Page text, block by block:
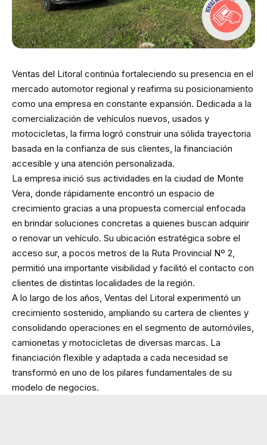
Ventas del Litoral continúa fortaleciendo su presencia en el
mercado automotor regional y reafirma su posicionamiento
como una empresa en constante expansión. Dedicada a la
comercialización de vehículos nuevos, usados y
motocicletas, la firma logró construir una sólida trayectoria
basada en la confianza de sus clientes, la financiación
accesible y una atención personalizada.
La empresa inició sus actividades en la ciudad de Monte
Vera, donde rápidamente encontró un espacio de
crecimiento gracias a una propuesta comercial enfocada
en brindar soluciones concretas a quienes buscan adquirir
o renovar un vehículo. Su ubicación estratégica sobre el
acceso sur, a pocos metros de la Ruta Provincial Nº 2,
permitió una importante visibilidad y facilitó el contacto con
clientes de distintas localidades de la región.
A lo largo de los años, Ventas del Litoral experimentó un
crecimiento sostenido, ampliando su cartera de clientes y
consolidando operaciones en el segmento de automóviles,
camionetas y motocicletas de diversas marcas. La
financiación flexible y adaptada a cada necesidad se
transformó en uno de los pilares fundamentales de su
modelo de negocios.